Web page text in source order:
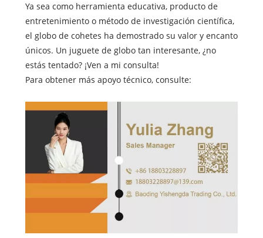
Ya sea como herramienta educativa, producto de
entretenimiento o método de investigación científica,
el globo de cohetes ha demostrado su valor y encanto
únicos. Un juguete de globo tan interesante, ¿no
estás tentado? ¡Ven a mi consulta!
Para obtener más apoyo técnico, consulte: